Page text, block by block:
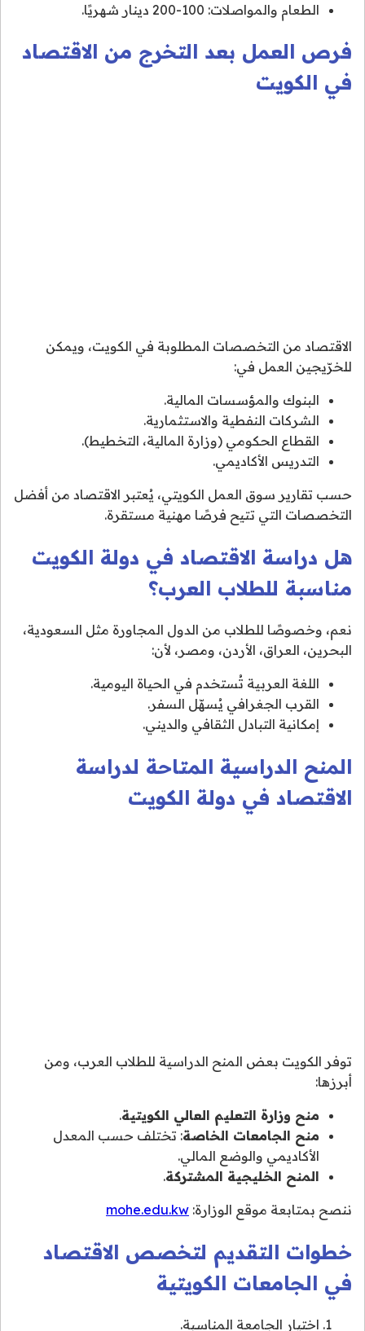
الطعام والمواصلات: 100-200 دينار شهريًا.
فرص العمل بعد التخرج من الاقتصاد
في الكويت
الاقتصاد من التخصصات المطلوبة في الكويت، ويمكن
للخرّيجين العمل في:
البنوك والمؤسسات المالية.
الشركات النفطية والاستثمارية.
القطاع الحكومي (وزارة المالية، التخطيط).
التدريس الأكاديمي.
حسب تقارير سوق العمل الكويتي، يُعتبر الاقتصاد من أفضل
التخصصات التي تتيح فرصًا مهنية مستقرة.
هل دراسة الاقتصاد في دولة الكويت
مناسبة للطلاب العرب؟
نعم، وخصوصًا للطلاب من الدول المجاورة مثل السعودية،
البحرين، العراق، الأردن، ومصر، لأن:
اللغة العربية تُستخدم في الحياة اليومية.
القرب الجغرافي يُسهّل السفر.
إمكانية التبادل الثقافي والديني.
المنح الدراسية المتاحة لدراسة
الاقتصاد في دولة الكويت
توفر الكويت بعض المنح الدراسية للطلاب العرب، ومن
أبرزها:
منح وزارة التعليم العالي الكويتية.
منح الجامعات الخاصة: تختلف حسب المعدل
الأكاديمي والوضع المالي.
المنح الخليجية المشتركة.
ننصح بمتابعة موقع الوزارة: mohe.edu.kw
خطوات التقديم لتخصص الاقتصاد
في الجامعات الكويتية
اختيار الجامعة المناسبة.